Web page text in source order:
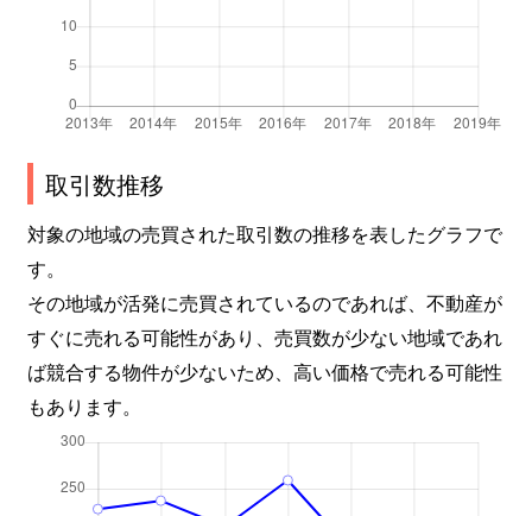
取引数推移
対象の地域の売買された取引数の推移を表したグラフで
す。
その地域が活発に売買されているのであれば、不動産が
すぐに売れる可能性があり、売買数が少ない地域であれ
ば競合する物件が少ないため、高い価格で売れる可能性
もあります。